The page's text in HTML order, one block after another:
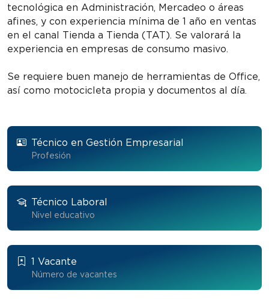
tecnológica en Administración, Mercadeo o áreas
afines, y con experiencia mínima de 1 año en ventas
en el canal Tienda a Tienda (TAT). Se valorará la
experiencia en empresas de consumo masivo.
Se requiere buen manejo de herramientas de Office,
así como motocicleta propia y documentos al día.
Técnico en Gestión Empresarial
Profesión
Técnico Laboral
Nivel educativo
1 Vacante
Número de vacantes